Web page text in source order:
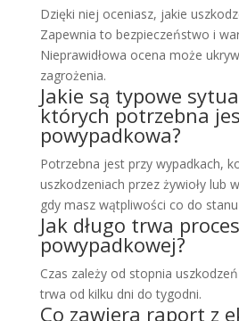
Dzięki niej oceniasz, jakie
Zapewnia to bezpieczeństwo i
Nieprawidłowa ocena może
zagrożenia.
Jakie są typowe
których potrzebna
powypadkowa?
Potrzebna jest przy wypadkach,
uszkodzeniach przez żywioły lub
gdy masz wątpliwości co do
Jak długo trwa
powypadkowej?
Czas zależy od stopnia
trwa od kilku dni do tygodni.
Co zawiera raport z